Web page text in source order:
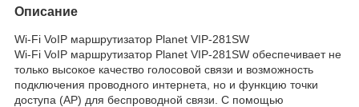
Описание
Wi-Fi VoIP маршрутизатор Planet VIP-281SW
Wi-Fi VoIP маршрутизатор Planet VIP-281SW обеспечивает не
только высокое качество голосовой связи и возможность
подключения проводного интернета, но и функцию точки
доступа (АР) для беспроводной связи. С помощью